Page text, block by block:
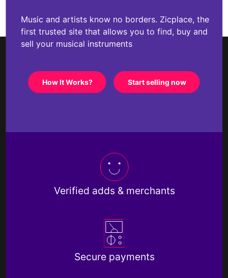
Music and artists know no borders. Zicplace, the
first trusted site that allows you to find, buy and
sell your musical instruments
How It Works? Start selling now
Verified adds & merchants
Secure payments